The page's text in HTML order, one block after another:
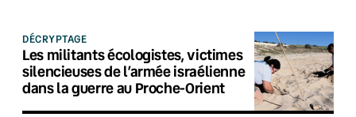
DÉCRYPTAGE
Les militants écologistes, victimes
silencieuses de l’armée israélienne
dans la guerre au Proche-Orient